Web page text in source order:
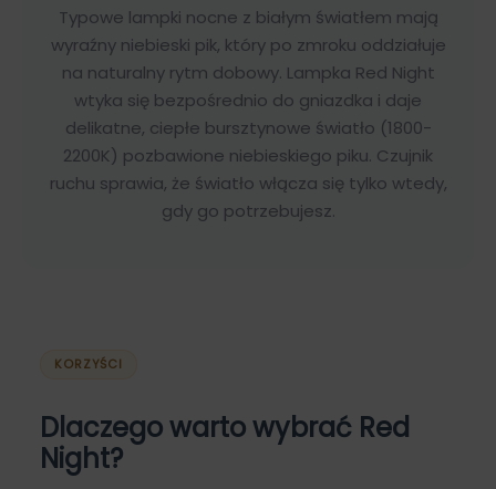
Typowe lampki nocne z białym światłem mają
wyraźny niebieski pik, który po zmroku oddziałuje
na naturalny rytm dobowy. Lampka Red Night
wtyka się bezpośrednio do gniazdka i daje
delikatne, ciepłe bursztynowe światło (1800-
2200K) pozbawione niebieskiego piku. Czujnik
ruchu sprawia, że światło włącza się tylko wtedy,
gdy go potrzebujesz.
KORZYŚCI
Dlaczego warto wybrać Red
Night?